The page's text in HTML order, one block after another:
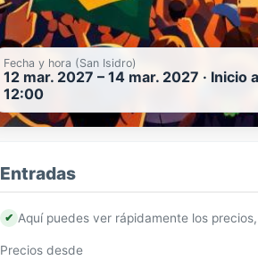
Fecha y hora (San Isidro)
12 mar. 2027 – 14 mar. 2027 · Inicio
12:00
Entradas
✔ Aquí puedes ver rápidamente los
Precios desde